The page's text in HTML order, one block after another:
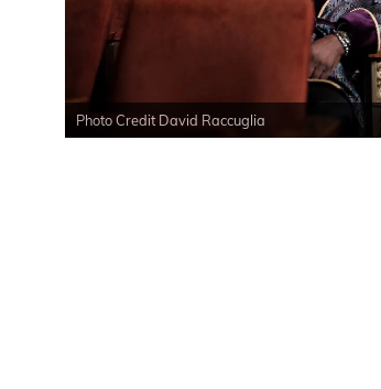
Photo Credit David Raccuglia